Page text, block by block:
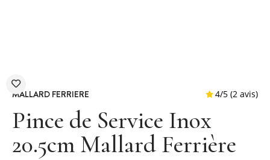
MALLARD FERRIERE
Pince de Service Inox
20.5cm Mallard Ferrière